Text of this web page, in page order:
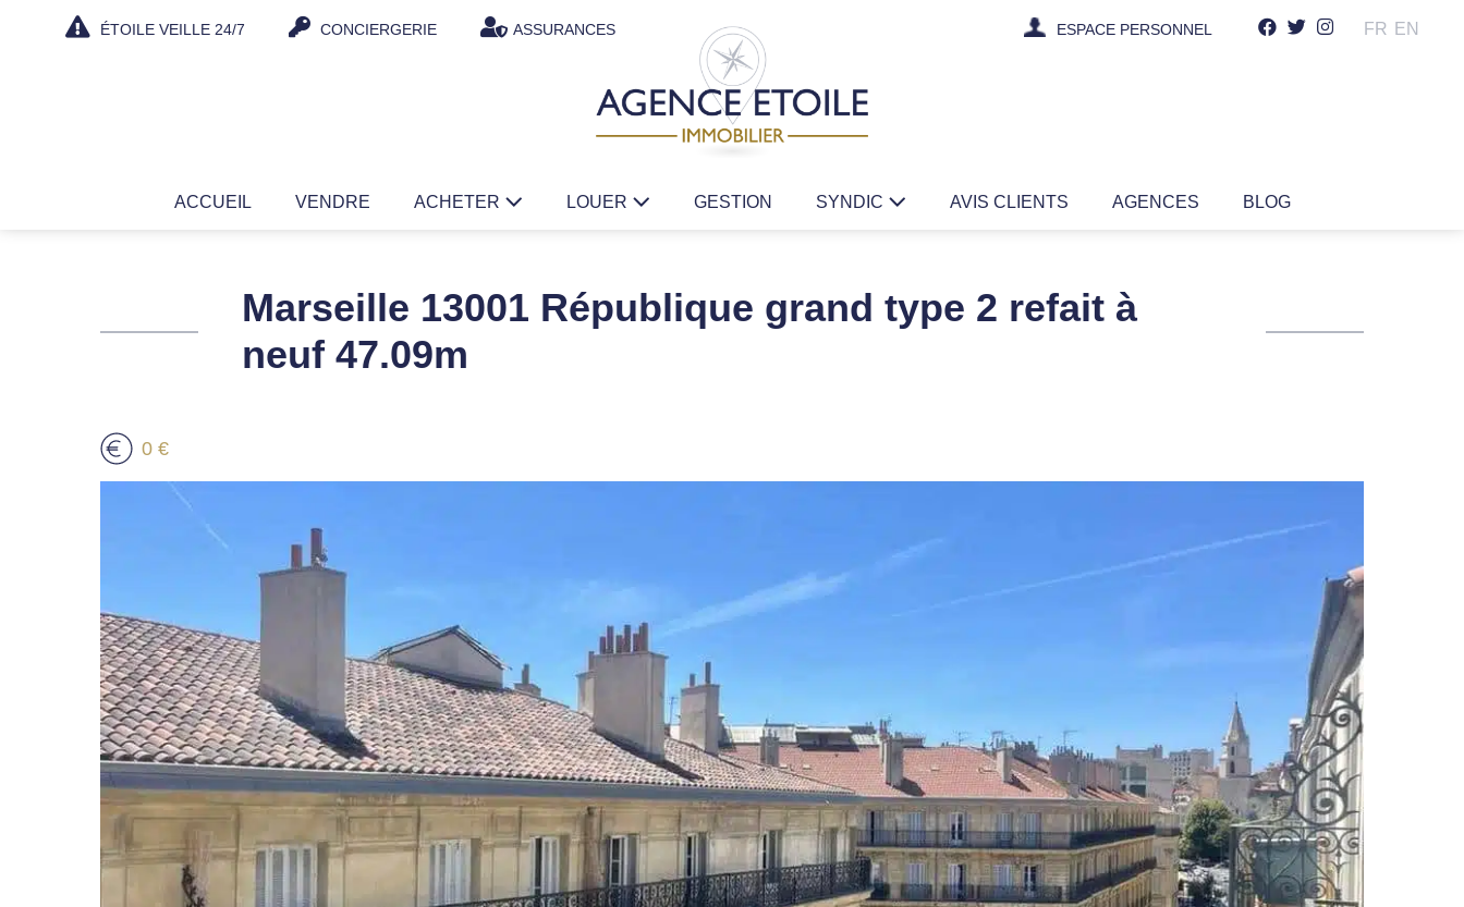
ÉTOILE VEILLE 24/7 CONCIERGERIE ASSURANCES ESPACE PERSONNEL FR EN
ACCUEIL VENDRE ACHETER LOUER GESTION SYNDIC AVIS CLIENTS AGENCES BLOG
Marseille 13001 République grand type 2 refait à
neuf 47.09m
0 €